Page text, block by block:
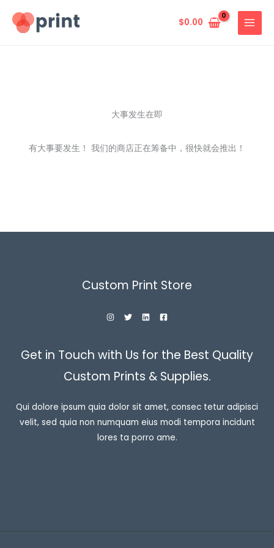
$0.00
大事发生在即
有大事要发生！ 我们的商店正在筹备中，很快就会推出！
Custom Print Store
Get in Touch with Us for the Best Quality
Custom Prints & Supplies.
Qui dolore ipsum quia dolor sit amet, consec tetur adipisci
velit, sed quia non numquam eius modi tempora incidunt
lores ta porro ame.